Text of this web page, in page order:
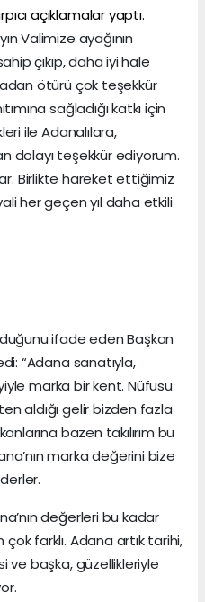
açıklamalar yaptı.
Valimize ayağının
çıkıp, daha iyi hale
ötürü çok teşekkür
sağladığı katkı için
ile Adanalılara,
dolayı teşekkür ediyorum.
Birlikte hareket ettiğimiz
her geçen yıl daha etkili
ifade eden Başkan
“Adana sanatıyla,
marka bir kent. Nüfusu
aldığı gelir bizden fazla
bazen takılırım bu
marka değerini bize
değerleri bu kadar
farklı. Adana artık tarihi,
ve başka, güzellikleriyle